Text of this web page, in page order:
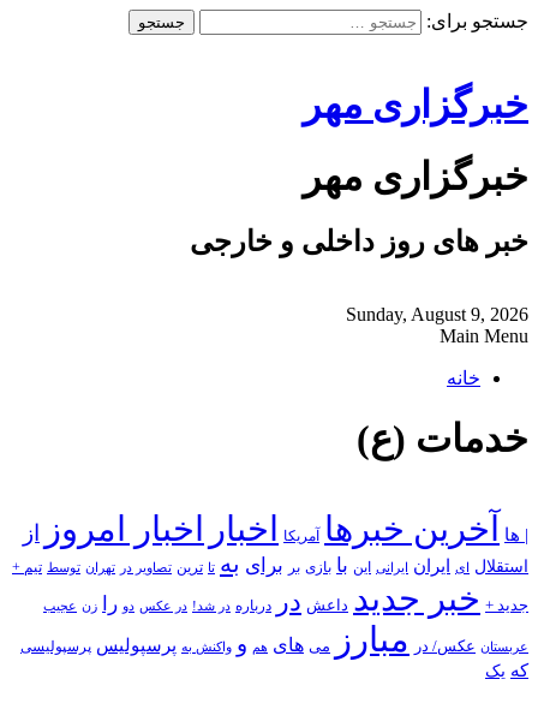
جستجو برای:
خبرگزاری مهر
خبرگزاری مهر
خبر های روز داخلی و خارجی
Sunday, August 9, 2026
Main Menu
خانه
خدمات (ع)
| ها آخرین خبرها آمریکا اخبار اخبار امروز از
استقلال ای ایران ایرانی این با بازی بر برای به تا ترین تصاویر در تهران توسط تیم +
جدید + خبر جدید داعش در درباره در شد! در عکس دو را زن عجیب
عربستان عکس/ در مبارز می های هم و واکنش به پرسپولیس پرسپولیسی
که یک